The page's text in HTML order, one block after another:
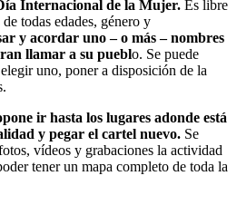
Internacional de la Mujer. Es libre
todas edades, género y
y acordar uno – o más – nombres
llamar a su pueblo. Se puede
uno, poner a disposición de la
ir hasta los lugares adonde está
y pegar el cartel nuevo. Se
vídeos y grabaciones la actividad
tener un mapa completo de toda la